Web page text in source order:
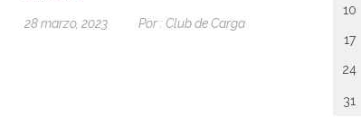
28 marzo, 2023 Por : Club de Carga
10
17
24
31